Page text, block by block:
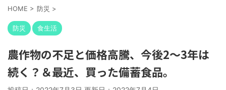
HOME > 防災 >
防災 食生活
農作物の不足と価格高騰、今後2～3年は
続く？＆最近、買った備蓄食品。